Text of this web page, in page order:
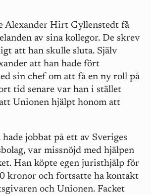
Alexander Hirt Gyllenstedt få
av sina kollegor. De skrev
att han skulle sluta. Själv
att han hade fört
sin chef om att få en ny roll på
tid senare var han i stället
Unionen hjälpt honom att
hade jobbat på ett av Sveriges
var missnöjd med hjälpen
Han köpte egen juristhjälp för
kronor och fortsatte ha kontakt
och Unionen. Facket